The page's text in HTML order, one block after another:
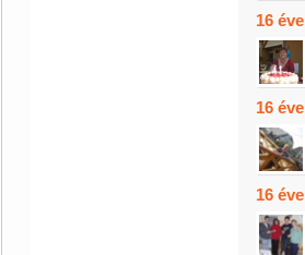
16 éve
16 éve
16 éve